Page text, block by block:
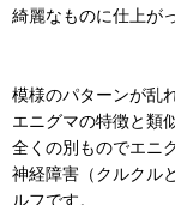
綺麗なものに仕上が
模様のパターンが乱
エニグマの特徴と類
全くの別ものでエニ
神経障害（クルクル
ルフです。